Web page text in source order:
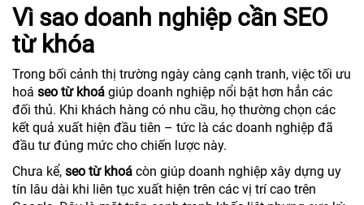
Vì sao doanh nghiệp cần SEO
từ khóa
Trong bối cảnh thị trường ngày càng cạnh tranh, việc tối ưu
hoá seo từ khoá giúp doanh nghiệp nổi bật hơn hẳn các
đối thủ. Khi khách hàng có nhu cầu, họ thường chọn các
kết quả xuất hiện đầu tiên – tức là các doanh nghiệp đã
đầu tư đúng mức cho chiến lược này.
Chưa kể, seo từ khoá còn giúp doanh nghiệp xây dựng uy
tín lâu dài khi liên tục xuất hiện trên các vị trí cao trên